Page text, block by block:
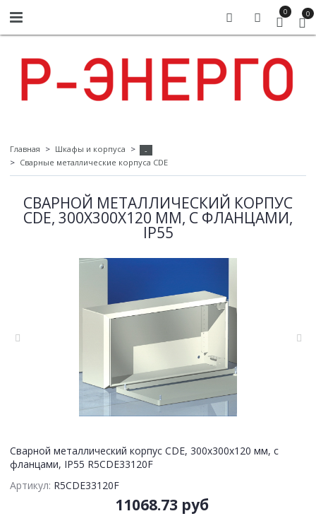
0 0
Главная Шкафы и корпуса
-
Сварные металлические корпуса CDE
СВАРНОЙ МЕТАЛЛИЧЕСКИЙ КОРПУС
CDE, 300Х300Х120 ММ, С ФЛАНЦАМИ,
IP55
Сварной металлический корпус CDE, 300х300х120 мм, с
фланцами, IP55 R5CDE33120F
Артикул: R5CDE33120F
11068.73 руб